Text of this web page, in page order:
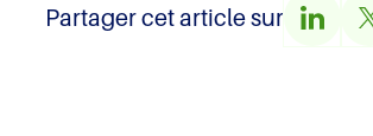
Partager cet article sur